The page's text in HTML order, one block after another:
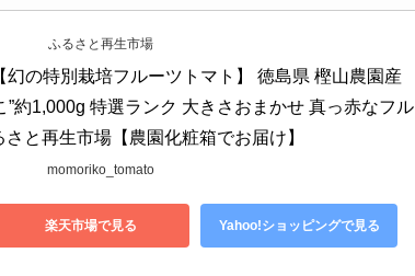
ふるさと再生市場
の特別栽培フルーツトマト】 徳島県 樫山農園産
”約1,000g 特選ランク 大きさおまかせ 真っ赤なフル
と再生市場【農園化粧箱でお届け】
momoriko_tomato
楽天市場で見る Yahoo!ショッピングで見る